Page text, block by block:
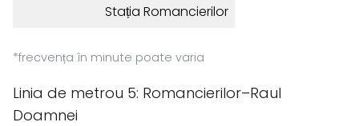
Stația Romancierilor
*frecvența în minute poate varia
Linia de metrou 5: Romancierilor–Raul
Doamnei